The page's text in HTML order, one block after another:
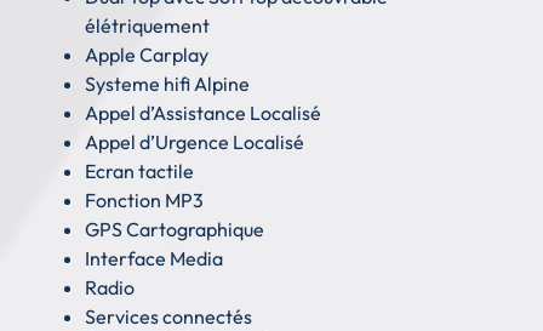
élétriquement
Apple Carplay
Systeme hifi Alpine
Appel d’Assistance Localisé
Appel d’Urgence Localisé
Ecran tactile
Fonction MP3
GPS Cartographique
Interface Media
Radio
Services connectés